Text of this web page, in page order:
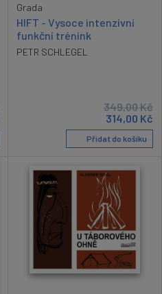
Grada
HIFT - Vysoce intenzivní
funkční trénink
PETR SCHLEGEL
349,00Kč
314,00 Kč
Přidat do košíku